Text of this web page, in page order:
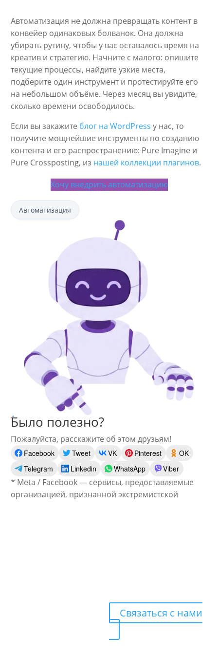
Автоматизация не должна превращать контент в
конвейер одинаковых болванок. Она должна
убирать рутину, чтобы у вас оставалось время на
креатив и стратегию. Начните с малого: опишите
текущие процессы, найдите узкие места,
подберите один инструмент и протестируйте его
на небольшом объёме. Через месяц вы увидите,
сколько времени освободилось.
Если вы закажите блог на WordPress у нас, то
получите мощнейшие инструменты по созданию
контента и его распространению: Pure Imagine и
Pure Crossposting, из нашей коллекции плагинов.
Хочу внедрить автоматизацию
Автоматизация
Было полезно?
Пожалуйста, расскажите об этом друзьям!
Facebook Tweet VK Pinterest
OK
Telegram
Linkedin WhatsApp Viber
* Meta / Facebook — сервисы, предоставляемые
организацией, признанной экстремистской
Связаться с нами